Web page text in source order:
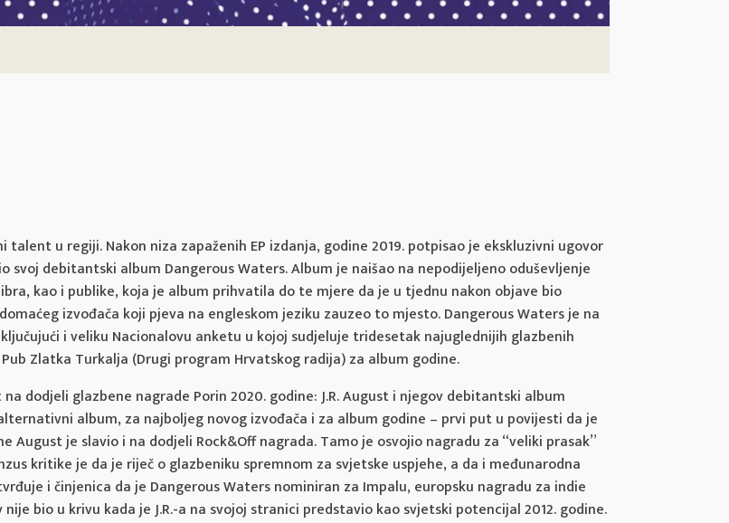
talent u regiji. Nakon niza zapaženih EP izdanja, godine 2019. potpisao je ekskluzivni ugovor
svoj debitantski album Dangerous Waters. Album je naišao na nepodijeljeno oduševljenje
kao i publike, koja je album prihvatila do te mjere da je u tjednu nakon objave bio
izvođača koji pjeva na engleskom jeziku zauzeo to mjesto. Dangerous Waters je na
i veliku Nacionalovu anketu u kojoj sudjeluje tridesetak najuglednijih glazbenih
Zlatka Turkalja (Drugi program Hrvatskog radija) za album godine.
dodjeli glazbene nagrade Porin 2020. godine: J.R. August i njegov debitantski album
album, za najboljeg novog izvođača i za album godine – prvi put u povijesti da je
je slavio i na dodjeli Rock&Off nagrada. Tamo je osvojio nagradu za “veliki prasak”
kritike je da je riječ o glazbeniku spremnom za svjetske uspjehe, a da i međunarodna
i činjenica da je Dangerous Waters nominiran za Impalu, europsku nagradu za indie
bio u krivu kada je J.R.-a na svojoj stranici predstavio kao svjetski potencijal 2012. godine.